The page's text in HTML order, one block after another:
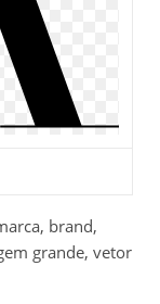
brand,
grande, vetor